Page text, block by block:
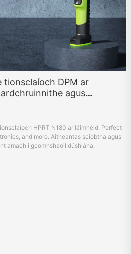
tionsclaíoch DPM ar
agus
HPRT N180 ar láimhéid. Perfect
and more. Aitheantas sciobtha agus
amach i gcomhshaoil dúshlána.